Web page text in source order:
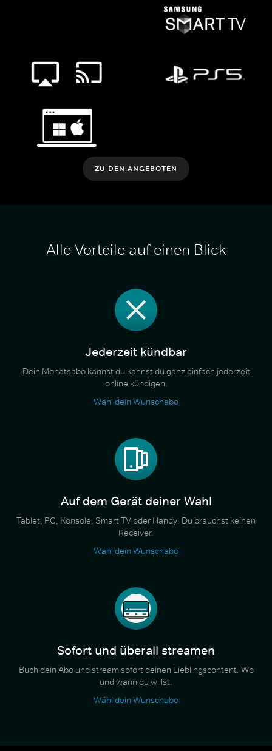
ZU DEN ANGEBOTEN
Alle Vorteile auf einen Blick
Jederzeit kündbar
Dein Monatsabo kannst du kannst du ganz einfach jederzeit
online kündigen.
Wähl dein Wunschabo
Auf dem Gerät deiner Wahl
Tablet, PC, Konsole, Smart TV oder Handy. Du brauchst keinen
Receiver.
Wähl dein Wunschabo
Sofort und überall streamen
Buch dein Abo und stream sofort deinen Lieblingscontent. Wo
und wann du willst.
Wähl dein Wunschabo